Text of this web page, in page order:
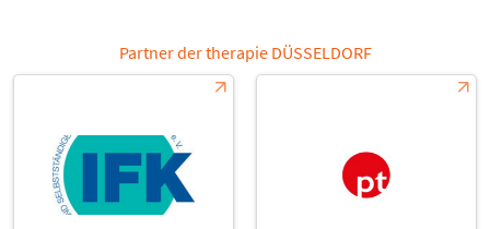
Partner der therapie DÜSSELDORF